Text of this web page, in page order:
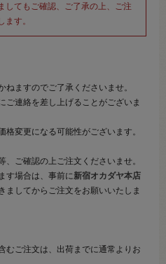
してもご確認、ご了承の上、ご注
す。
ねますのでご了承くださいませ。
ご連絡を差し上げることがございま
格変更になる可能性がございます。
、ご確認の上ご注文くださいませ。
す場合は、事前に新宿オカダヤ本店
ましてからご注文をお願いいたしま
むご注文は、出荷までに通常よりお